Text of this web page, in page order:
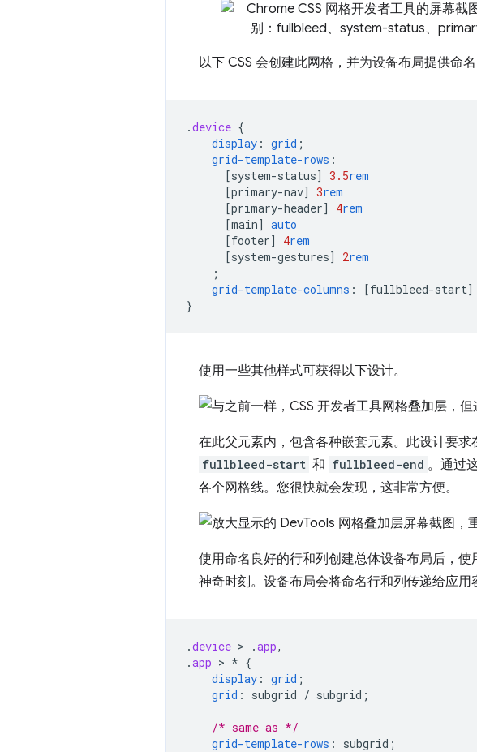
以下 CSS 会创建此网格，并为设备布局提供命
.device {
display : grid ;
grid-template-rows :
[system-status] 3.5rem
[primary-nav] 3rem
[primary-header] 4rem
[main]
auto
[footer] 4rem
[system-gestures] 2rem
;
grid-template-columns : [fullbleed-start]
}
使用一些其他样式可获得以下设计。
在此父元素内，包含各种嵌套元素。此设计要
fullbleed-start 和 fullbleed-end 。通过
各个网格线。您很快就会发现，这非常方便。
使用命名良好的行和列创建总体设备布局后，使
神奇时刻。设备布局会将命名行和列传递给应用
.device > .app,
.app > * {
display : grid ;
grid : subgrid / subgrid ;
/* same as */
grid-template-rows : subgrid ;